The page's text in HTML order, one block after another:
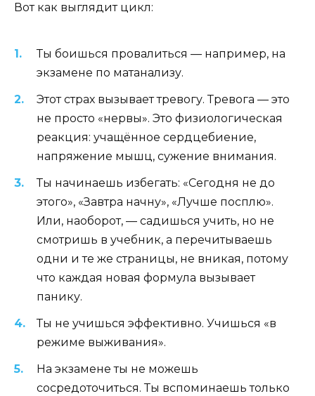
Вот как выглядит цикл:
Ты боишься провалиться — например, на
экзамене по матанализу.
Этот страх вызывает тревогу. Тревога — это
не просто «нервы». Это физиологическая
реакция: учащённое сердцебиение,
напряжение мышц, сужение внимания.
Ты начинаешь избегать: «Сегодня не до
этого», «Завтра начну», «Лучше посплю».
Или, наоборот, — садишься учить, но не
смотришь в учебник, а перечитываешь
одни и те же страницы, не вникая, потому
что каждая новая формула вызывает
панику.
Ты не учишься эффективно. Учишься «в
режиме выживания».
На экзамене ты не можешь
сосредоточиться. Ты вспоминаешь только